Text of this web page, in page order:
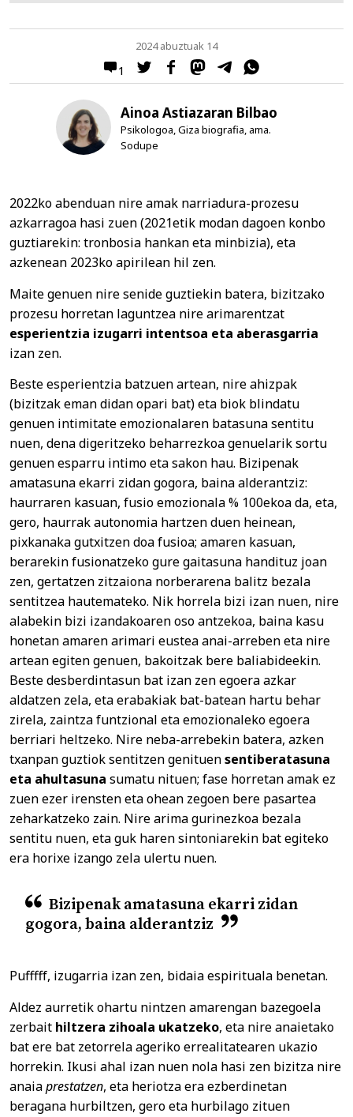
1
2024 abuztuak 14
Ainoa Astiazaran Bilbao
Psikologoa, Giza biografia, ama.
Sodupe
2022ko abenduan nire amak narriadura-prozesu
azkarragoa hasi zuen (2021etik modan dagoen konbo
guztiarekin: tronbosia hankan eta minbizia), eta
azkenean 2023ko apirilean hil zen.
Maite genuen nire senide guztiekin batera, bizitzako
prozesu horretan laguntzea nire arimarentzat
esperientzia izugarri intentsoa eta aberasgarria
izan zen.
Beste esperientzia batzuen artean, nire ahizpak
(bizitzak eman didan opari bat) eta biok blindatu
genuen intimitate emozionalaren batasuna sentitu
nuen, dena digeritzeko beharrezkoa genuelarik sortu
genuen esparru intimo eta sakon hau. Bizipenak
amatasuna ekarri zidan gogora, baina alderantziz:
haurraren kasuan, fusio emozionala % 100ekoa da, eta,
gero, haurrak autonomia hartzen duen heinean,
pixkanaka gutxitzen doa fusioa; amaren kasuan,
berarekin fusionatzeko gure gaitasuna handituz joan
zen, gertatzen zitzaiona norberarena balitz bezala
sentitzea hautemateko. Nik horrela bizi izan nuen, nire
alabekin bizi izandakoaren oso antzekoa, baina kasu
honetan amaren arimari eustea anai-arreben eta nire
artean egiten genuen, bakoitzak bere baliabideekin.
Beste desberdintasun bat izan zen egoera azkar
aldatzen zela, eta erabakiak bat-batean hartu behar
zirela, zaintza funtzional eta emozionaleko egoera
berriari heltzeko. Nire neba-arrebekin batera, azken
txanpan guztiok sentitzen genituensentiberatasuna
eta ahultasuna sumatu nituen; fase horretan amak ez
zuen ezer irensten eta ohean zegoen bere pasartea
zeharkatzeko zain. Nire arima gurinezkoa bezala
sentitu nuen, eta guk haren sintoniarekin bat egiteko
era horixe izango zela ulertu nuen.
Bizipenak amatasuna ekarri zidan
gogora, baina alderantziz
Pufffff, izugarria izan zen, bidaia espirituala benetan.
Aldez aurretik ohartu nintzen amarengan bazegoela
zerbait hiltzera zihoala ukatzeko, eta nire anaietako
bat ere bat zetorrela ageriko errealitatearen ukazio
horrekin. Ikusi ahal izan nuen nola hasi zen bizitza nire
anaiaprestatzen, eta heriotza era ezberdinetan
beragana hurbiltzen, gero eta hurbilago zituen